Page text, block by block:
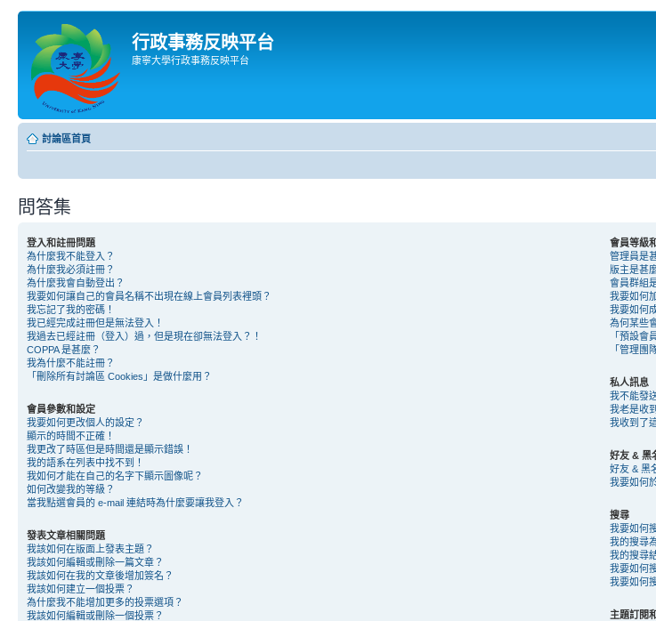
行政事務反映平台
康寧大學行政事務反映平台
討論區首頁
問答集
登入和註冊問題
為什麼我不能登入？
為什麼我必須註冊？
為什麼我會自動登出？
我要如何讓自己的會員名稱不出現在線上會員列表裡頭？
我忘記了我的密碼！
我已經完成註冊但是無法登入！
我過去已經註冊（登入）過，但是現在卻無法登入？！
COPPA 是甚麼？
我為什麼不能註冊？
「刪除所有討論區 Cookies」是做什麼用？
會員參數和設定
我要如何更改個人的設定？
顯示的時間不正確！
我更改了時區但是時間還是顯示錯誤！
我的語系在列表中找不到！
我如何才能在自己的名字下顯示圖像呢？
如何改變我的等級？
當我點選會員的 e-mail 連結時為什麼要讓我登入？
發表文章相關問題
我該如何在版面上發表主題？
我該如何編輯或刪除一篇文章？
我該如何在我的文章後增加簽名？
我該如何建立一個投票？
為什麼我不能增加更多的投票選項？
我該如何編輯或刪除一個投票？
會員等級
管理員是
版主是甚
會員群組
我要如何
我要如何
為何某些
「預設會
「管理團
私人訊息
我不能發
我老是收
我收到了
好友 & 黑
好友 & 黑
我要如何
搜尋
我要如何
我的搜尋
我的搜尋
我要如何
我要如何
主題訂閱